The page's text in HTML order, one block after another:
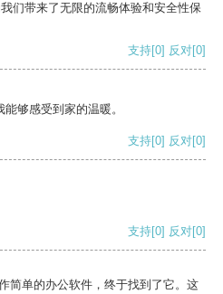
们带来了无限的流畅体验和安全性保
支持[0] 反对[0]
够感受到家的温暖。
支持[0] 反对[0]
支持[0] 反对[0]
简单的办公软件，终于找到了它。这